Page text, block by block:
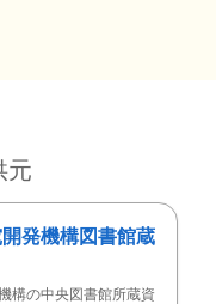
元
発機構図書館蔵
構の中央図書館所蔵資